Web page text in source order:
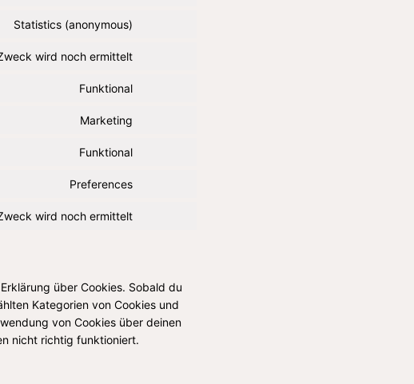
Statistics (anonymous)
wird noch ermittelt
Funktional
Marketing
Funktional
Preferences
wird noch ermittelt
über Cookies. Sobald du
Kategorien von Cookies und
von Cookies über deinen
nicht richtig funktioniert.